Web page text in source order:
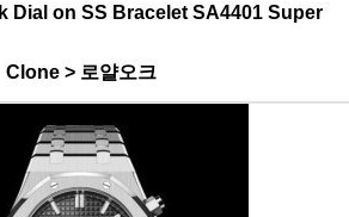
Dial on SS Bracelet SA4401 Super
Clone > 로얄오크